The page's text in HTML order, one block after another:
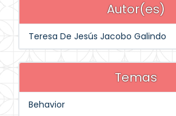
Autor(es)
Teresa De Jesús Jacobo Galindo
Temas
Behavior